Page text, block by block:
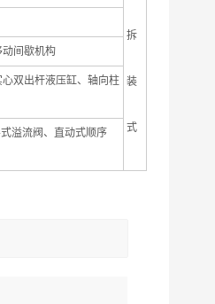
拆
装
式
间歇机构
双出杆液压缸、轴向柱
溢流阀、直动式顺序